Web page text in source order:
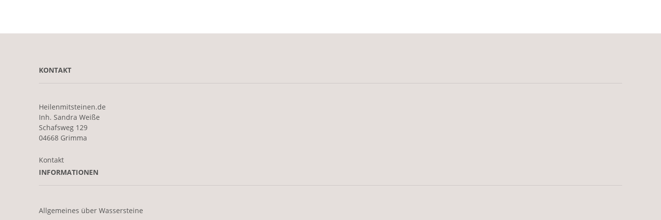
KONTAKT
Heilenmitsteinen.de
Inh. Sandra Weiße
Schafsweg 129
04668 Grimma
Kontakt
INFORMATIONEN
Allgemeines über Wassersteine